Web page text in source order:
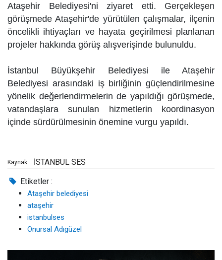
Ataşehir Belediyesi'ni ziyaret etti. Gerçekleşen
görüşmede Ataşehir'de yürütülen çalışmalar, ilçenin
öncelikli ihtiyaçları ve hayata geçirilmesi planlanan
projeler hakkında görüş alışverişinde bulunuldu.
İstanbul Büyükşehir Belediyesi ile Ataşehir
Belediyesi arasındaki iş birliğinin güçlendirilmesine
yönelik değerlendirmelerin de yapıldığı görüşmede,
vatandaşlara sunulan hizmetlerin koordinasyon
içinde sürdürülmesinin önemine vurgu yapıldı.
Kaynak: İSTANBUL SES
Etiketler :
Ataşehir belediyesi
ataşehir
istanbulses
Onursal Adıgüzel